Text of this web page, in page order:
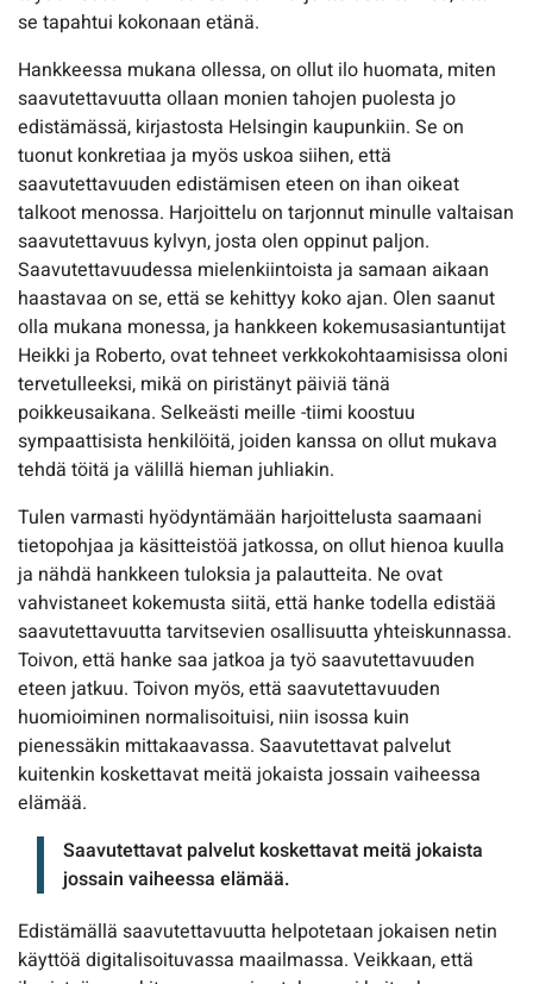
se tapahtui kokonaan etänä.
Hankkeessa mukana ollessa, on ollut ilo huomata, miten
saavutettavuutta ollaan monien tahojen puolesta jo
edistämässä, kirjastosta Helsingin kaupunkiin. Se on
tuonut konkretiaa ja myös uskoa siihen, että
saavutettavuuden edistämisen eteen on ihan oikeat
talkoot menossa. Harjoittelu on tarjonnut minulle valtaisan
saavutettavuus kylvyn, josta olen oppinut paljon.
Saavutettavuudessa mielenkiintoista ja samaan aikaan
haastavaa on se, että se kehittyy koko ajan. Olen saanut
olla mukana monessa, ja hankkeen kokemusasiantuntijat
Heikki ja Roberto, ovat tehneet verkkokohtaamisissa oloni
tervetulleeksi, mikä on piristänyt päiviä tänä
poikkeusaikana. Selkeästi meille -tiimi koostuu
sympaattisista henkilöitä, joiden kanssa on ollut mukava
tehdä töitä ja välillä hieman juhliakin.
Tulen varmasti hyödyntämään harjoittelusta saamaani
tietopohjaa ja käsitteistöä jatkossa, on ollut hienoa kuulla
ja nähdä hankkeen tuloksia ja palautteita. Ne ovat
vahvistaneet kokemusta siitä, että hanke todella edistää
saavutettavuutta tarvitsevien osallisuutta yhteiskunnassa.
Toivon, että hanke saa jatkoa ja työ saavutettavuuden
eteen jatkuu. Toivon myös, että saavutettavuuden
huomioiminen normalisoituisi, niin isossa kuin
pienessäkin mittakaavassa. Saavutettavat palvelut
kuitenkin koskettavat meitä jokaista jossain vaiheessa
elämää.
Saavutettavat palvelut koskettavat meitä jokaista
jossain vaiheessa elämää.
Edistämällä saavutettavuutta helpotetaan jokaisen netin
käyttöä digitalisoituvassa maailmassa. Veikkaan, että